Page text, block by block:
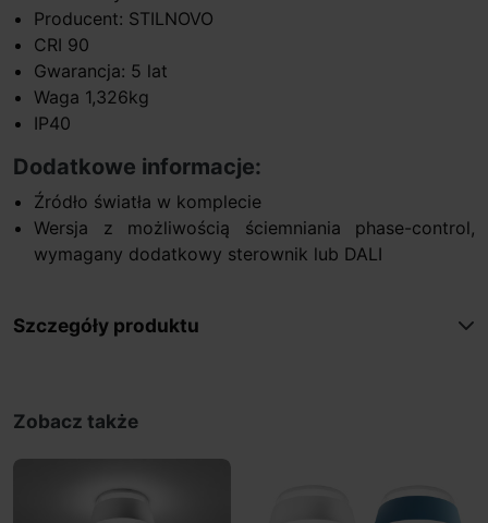
Producent: STILNOVO
CRI 90
Gwarancja: 5 lat
Waga 1,326kg
IP40
Dodatkowe informacje:
Źródło światła w komplecie
Wersja z możliwością ściemniania phase-control,
wymagany dodatkowy sterownik lub DALI
Szczegóły produktu
Zobacz także